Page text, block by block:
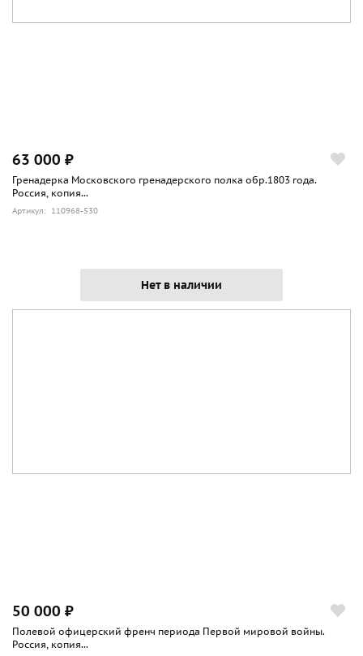
63 000 ₽
Гренадерка Московского гренадерского полка обр.1803 года.
Россия, копия...
Артикул: 110968-530
Нет в наличии
50 000 ₽
Полевой офицерский френч периода Первой мировой войны.
Россия, копия...